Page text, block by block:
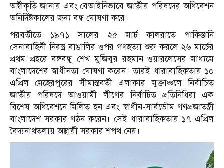
অস্বীকৃতি জানায় এবং বেআইনিভাবে জাতীয় পরিষদের অধিবেশন
অনির্দিষ্টকালের জন্য বন্ধ ঘোষণা করে।
পরবর্তীতে ১৯৭১ সালের ২৫ মার্চ কালরাতে পাকিস্তানি
সেনাবাহিনী নিরস্ত্র বাঙালির ওপর গণহত্যা শুরু করলে ২৬ মার্চের
প্রথম প্রহরে বঙ্গবন্ধু শেখ মুজিবুর রহমান ওয়ারলেসের মাধ্যমে
বাংলাদেশের স্বাধীনতা ঘোষণা করেন। তারই ধারাবাহিকতায় ১০
এপ্রিল মেহেরপুরের সীমান্তবর্তী এলাকার মুক্তাঞ্চলে নির্বাচিত
জাতীয় পরিষদে আওয়ামী লীগের নির্বাচিত প্রতিনিধিরা এক
বিশেষ অধিবেশনে মিলিত হন এবং স্বাধীন-সার্বভৌম গণপ্রজাতন্ত্রী
বাংলাদেশ সরকার গঠন করেন। সেই ধারাবাহিকতায় ১৭ এপ্রিল
বৈদ্যনাথতলায় অস্থায়ী সরকার শপথ নেয়।